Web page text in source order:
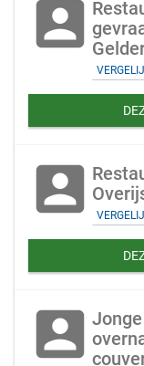
account_box
account_box
account_box